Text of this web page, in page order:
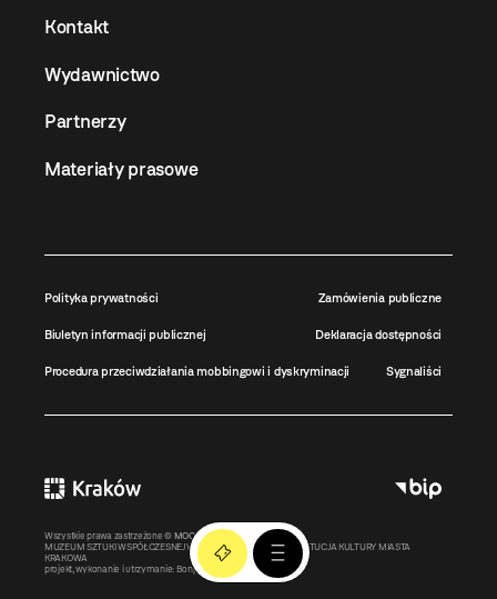
Kontakt
Wydawnictwo
Partnerzy
Materiały prasowe
Polityka prywatności Zamówienia publiczne
Biuletyn informacji publicznej Deklaracja dostępności
Procedura przeciwdziałania mobbingowi i dyskryminacji Sygnaliści
Wszystkie prawa zastrzeżone © MOCAK2011-2026
MUZEUM SZTUKI WSPÓŁCZESNEJ W KRAKOWIE MOCAK – INSTYTUCJA KULTURY MIASTA
KRAKOWA
projekt, wykonanie i utrzymanie: Bonjour.pl